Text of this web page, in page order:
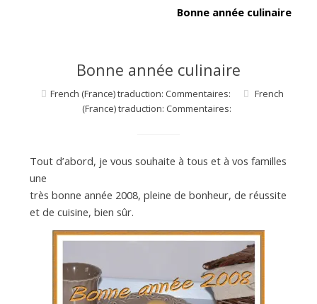
Bonne année culinaire
Bonne année culinaire
French (France) traduction: Commentaires:
French
(France) traduction: Commentaires:
Tout d’abord, je vous souhaite à tous et à vos familles
une
très bonne année 2008, pleine de bonheur, de réussite
et de cuisine, bien sûr.